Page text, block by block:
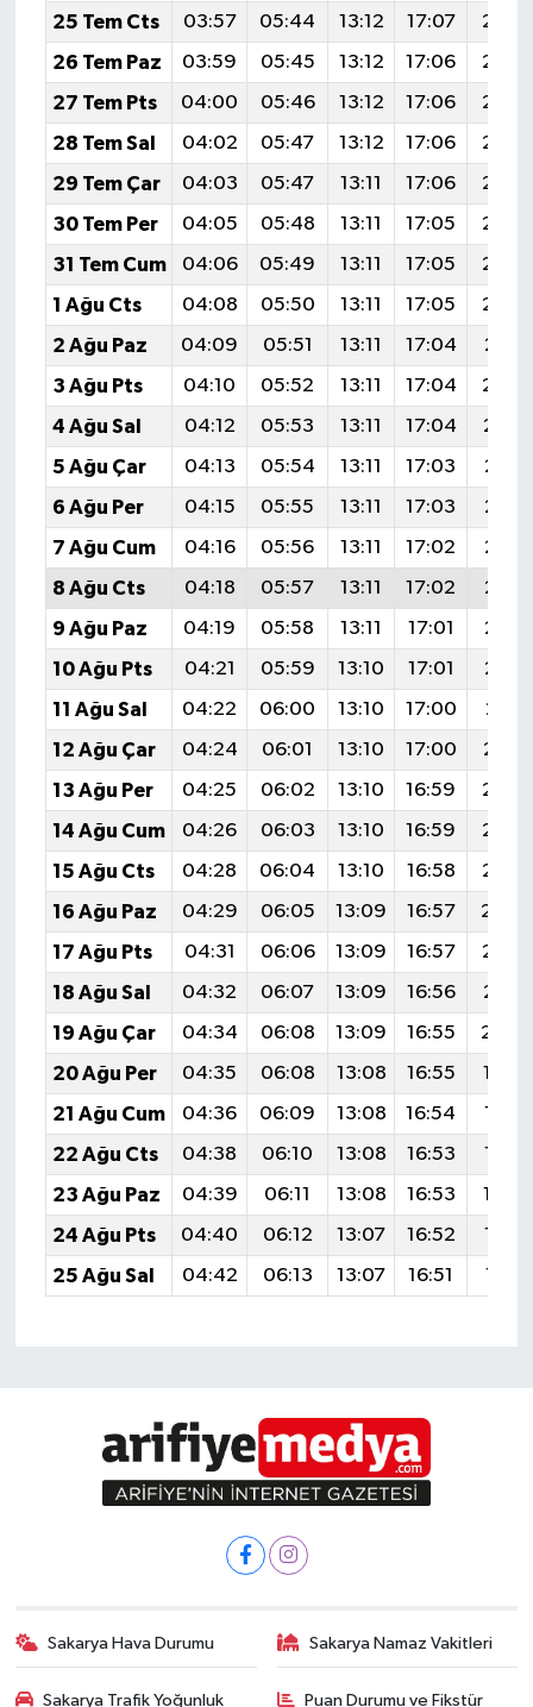
25 Tem Cts
03:57 05:44 13:12 17:07
26 Tem Paz
03:59 05:45 13:12 17:06
27 Tem Pts
04:00 05:46 13:12 17:06
28 Tem Sal
04:02 05:47 13:12 17:06
29 Tem Çar
04:03 05:47 13:11 17:06
30 Tem Per
04:05 05:48 13:11 17:05
31 Tem Cum
04:06 05:49 13:11 17:05
1 Ağu Cts
04:08 05:50 13:11 17:05
2 Ağu Paz
04:09 05:51 13:11 17:04
20:21
3 Ağu Pts
04:10 05:52 13:11 17:04
4 Ağu Sal
04:12 05:53 13:11 17:04
5 Ağu Çar
04:13 05:54 13:11 17:03
20:18
6 Ağu Per
04:15 05:55 13:11 17:03
20:17
7 Ağu Cum
04:16 05:56 13:11 17:02
20:16
8 Ağu Cts
04:18 05:57 13:11 17:02
20:15
9 Ağu Paz
04:19 05:58 13:11 17:01
20:13
10 Ağu Pts
04:21 05:59 13:10 17:01
20:12
11 Ağu Sal
04:22 06:00 13:10 17:00
20:11
12 Ağu Çar
04:24 06:01 13:10 17:00
13 Ağu Per
04:25 06:02 13:10 16:59
14 Ağu Cum
04:26 06:03 13:10 16:59
15 Ağu Cts
04:28 06:04 13:10 16:58
16 Ağu Paz
04:29 06:05 13:09 16:57
17 Ağu Pts
04:31 06:06 13:09 16:57
18 Ağu Sal
04:32 06:07 13:09 16:56
19 Ağu Çar
04:34 06:08 13:09 16:55
20 Ağu Per
04:35 06:08 13:08 16:55
21 Ağu Cum
04:36 06:09 13:08 16:54
19:57
22 Ağu Cts
04:38 06:10 13:08 16:53
19:56
23 Ağu Paz
04:39 06:11 13:08 16:53
24 Ağu Pts
04:40 06:12 13:07 16:52
19:53
25 Ağu Sal
04:42 06:13 13:07 16:51 19:51
Sakarya Hava Durumu Sakarya Namaz Vakitleri
Sakarya Trafik Yoğunluk Puan Durumu ve Fikstür